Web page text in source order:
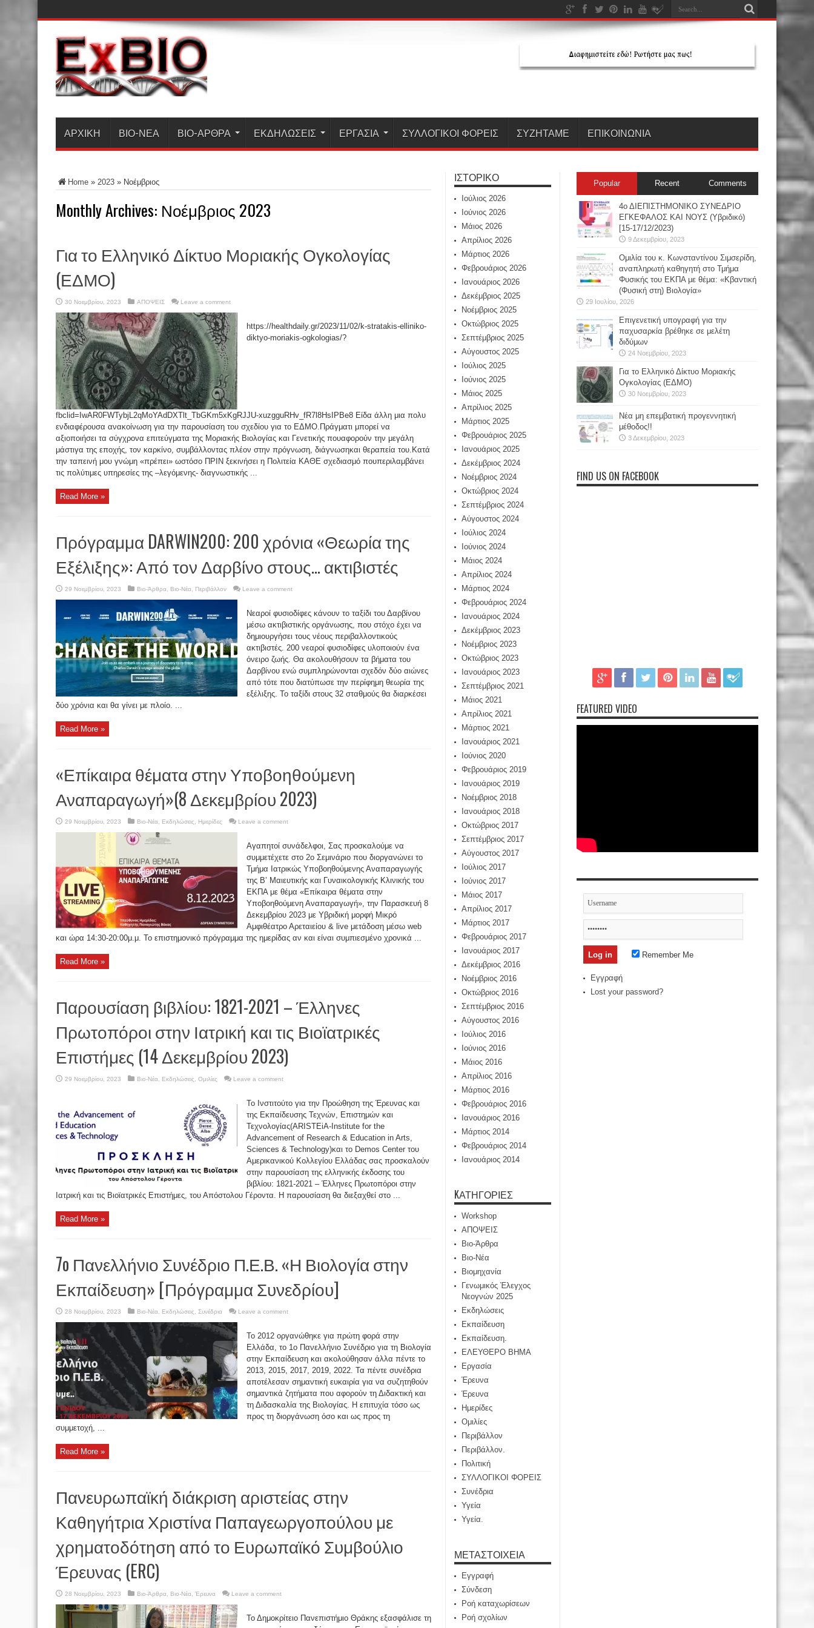
ΑΡΧΙΚΗ ΒΙΟ-ΝΈΑ ΒΙΟ-ΆΡΘΡΑ ΕΚΔΗΛΏΣΕΙΣ ΕΡΓΑΣΊΑ ΣΥΛΛΟΓΙΚΟΙ ΦΟΡΕΙΣ ΣΥΖΗΤΑΜΕ ΕΠΙΚΟΙΝΩΝΙΑ
Home » 2023 » Νοέμβριος
Monthly Archives: Νοέμβριος 2023
Για το Ελληνικό Δίκτυο Μοριακής Ογκολογίας
(ΕΔΜΟ)
30 Νοεμβρίου, 2023 ΑΠΟΨΕΙΣ Leave a comment
https://healthdaily.gr/2023/11/02/k-stratakis-elliniko-
diktyo-moriakis-ogkologias/?
fbclid=IwAR0FWTybjL2qMoYAdDXTlt_TbGKm5xKgRJJU-xuzgguRHv_fR7l8HsIPBe8 Είδα άλλη μια πολυ
ενδιαφέρουσα ανακοίνωση για την παρουσίαση του σχεδίου για το ΕΔΜΟ.Πράγματι μπορεί να
αξιοποιήσει τα σύγχρονα επιτεύγματα της Μοριακής Βιολογίας και Γενετικής πουαφορούν την μεγάλη
μάστιγα της εποχής, τον καρκίνο, συμβάλλοντας πλέον στην πρόγνωση, διάγνωσηκαι θεραπεία του.Κατά
την ταπεινή μου γνώμη «πρέπει» ωστόσο ΠΡΙΝ ξεκινήσει η Πολιτεία ΚΑΘΕ σχεδιασμό πουπεριλαμβάνει
τις πολύτιμες υπηρεσίες της –λεγόμενης- διαγνωστικής ...
Read More »
Πρόγραμμα DARWIN200: 200 χρόνια «Θεωρία της
Εξέλιξης»: Από τον Δαρβίνο στους… ακτιβιστές
29 Νοεμβρίου, 2023 Βιο-Άρθρα Βιο-Νέα Περιβάλλον Leave a comment
Νεαροί φυσιοδίφες κάνουν το ταξίδι του Δαρβίνου
μέσω ακτιβιστικής οργάνωσης, που στόχο έχει να
δημιουργήσει τους νέους περιβαλλοντικούς
ακτιβιστές. 200 νεαροί φυσιοδίφες υλοποιούν ένα
όνειρο ζωής. Θα ακολουθήσουν τα βήματα του
Δαρβίνου ενώ συμπληρώνονται σχεδόν δύο αιώνες
από τότε που διατύπωσε την περίφημη θεωρία της
εξέλιξης. Το ταξίδι στους 32 σταθμούς θα διαρκέσει
δύο χρόνια και θα γίνει με πλοίο. ...
Read More »
«Επίκαιρα θέματα στην Υποβοηθούμενη
Αναπαραγωγή»(8 Δεκεμβρίου 2023)
29 Νοεμβρίου, 2023 Βιο-Νέα Εκδηλώσεις Ημερίδες Leave a comment
Αγαπητοί συνάδελφοι, Σας προσκαλούμε να
συμμετέχετε στο 2ο Σεμινάριο που διοργανώνει το
Τμήμα Ιατρικώς Υποβοηθούμενης Αναπαραγωγής
της Β’ Μαιευτικής και Γυναικολογικής Κλινικής του
ΕΚΠΑ με θέμα «Επίκαιρα θέματα στην
Υποβοηθούμενη Αναπαραγωγή», την Παρασκευή 8
Δεκεμβρίου 2023 με Υβριδική μορφή Μικρό
Αμφιθέατρο Αρεταιείου & live μετάδοση μέσω web
και ώρα 14:30-20:00μ.μ. Το επιστημονικό πρόγραμμα της ημερίδας αν και είναι συμπιεσμένο χρονικά ...
Read More »
Παρουσίαση βιβλίου: 1821-2021 – Έλληνες
Πρωτοπόροι στην Ιατρική και τις Βιοϊατρικές
Επιστήμες (14 Δεκεμβρίου 2023)
29 Νοεμβρίου, 2023 Βιο-Νέα Εκδηλώσεις Ομιλίες Leave a comment
Το Ινστιτούτο για την Προώθηση της Έρευνας και
της Εκπαίδευσης Τεχνών, Επιστημών και
Τεχνολογίας(ARISTEiA-Institute for the
Advancement of Research & Education in Arts,
Sciences & Technology)και το Demos Center του
Αμερικανικού Κολλεγίου Ελλάδας σας προσκαλούν
στην παρουσίαση της ελληνικής έκδοσης του
βιβλίου: 1821-2021 – Έλληνες Πρωτοπόροι στην
Ιατρική και τις Βιοϊατρικές Επιστήμες, του Απόστολου Γέροντα. Η παρουσίαση θα διεξαχθεί στο ...
Read More »
7o Πανελλήνιο Συνέδριο Π.Ε.Β. «Η Βιολογία στην
Εκπαίδευση» [Πρόγραμμα Συνεδρίου]
28 Νοεμβρίου, 2023 Βιο-Νέα Εκδηλώσεις Συνέδρια Leave a comment
Το 2012 οργανώθηκε για πρώτη φορά στην
Ελλάδα, το 1ο Πανελλήνιο Συνέδριο για τη Βιολογία
στην Εκπαίδευση και ακολούθησαν άλλα πέντε το
2013, 2015, 2017, 2019, 2022. Τα πέντε συνέδρια
αποτέλεσαν σημαντική ευκαιρία για να συζητηθούν
σημαντικά ζητήματα που αφορούν τη Διδακτική και
τη Διδασκαλία της Βιολογίας. Η επιτυχία τόσο ως
προς τη διοργάνωση όσο και ως προς τη
συμμετοχή, ...
Read More »
Πανευρωπαϊκή διάκριση αριστείας στην
Καθηγήτρια Χριστίνα Παπαγεωργοπούλου με
χρηματοδότηση από το Ευρωπαϊκό Συμβούλιο
Έρευνας (ERC)
28 Νοεμβρίου, 2023 Βιο-Άρθρα Βιο-Νέα Έρευνα Leave a comment
Το Δημοκρίτειο Πανεπιστήμιο Θράκης εξασφάλισε τη
ΙΣΤΟΡΙΚΌ
Ιούλιος 2026
Ιούνιος 2026
Μάιος 2026
Απρίλιος 2026
Μάρτιος 2026
Φεβρουάριος 2026
Ιανουάριος 2026
Δεκέμβριος 2025
Νοέμβριος 2025
Οκτώβριος 2025
Σεπτέμβριος 2025
Αύγουστος 2025
Ιούλιος 2025
Ιούνιος 2025
Μάιος 2025
Απρίλιος 2025
Μάρτιος 2025
Φεβρουάριος 2025
Ιανουάριος 2025
Δεκέμβριος 2024
Νοέμβριος 2024
Οκτώβριος 2024
Σεπτέμβριος 2024
Αύγουστος 2024
Ιούλιος 2024
Ιούνιος 2024
Μάιος 2024
Απρίλιος 2024
Μάρτιος 2024
Φεβρουάριος 2024
Ιανουάριος 2024
Δεκέμβριος 2023
Νοέμβριος 2023
Οκτώβριος 2023
Ιανουάριος 2023
Σεπτέμβριος 2021
Μάιος 2021
Απρίλιος 2021
Μάρτιος 2021
Ιανουάριος 2021
Ιούνιος 2020
Φεβρουάριος 2019
Ιανουάριος 2019
Νοέμβριος 2018
Ιανουάριος 2018
Οκτώβριος 2017
Σεπτέμβριος 2017
Αύγουστος 2017
Ιούλιος 2017
Ιούνιος 2017
Μάιος 2017
Απρίλιος 2017
Μάρτιος 2017
Φεβρουάριος 2017
Ιανουάριος 2017
Δεκέμβριος 2016
Νοέμβριος 2016
Οκτώβριος 2016
Σεπτέμβριος 2016
Αύγουστος 2016
Ιούλιος 2016
Ιούνιος 2016
Μάιος 2016
Απρίλιος 2016
Μάρτιος 2016
Φεβρουάριος 2016
Ιανουάριος 2016
Μάρτιος 2014
Φεβρουάριος 2014
Ιανουάριος 2014
KΑΤΗΓΟΡΊΕΣ
Workshop
ΑΠΟΨΕΙΣ
Βιο-Άρθρα
Βιο-Νέα
Βιομηχανία
Γενωμικός Έλεγχος
Νεογνών 2025
Εκδηλώσεις
Εκπαίδευση
Εκπαίδευση.
ΕΛΕΥΘΕΡΟ ΒΗΜΑ
Εργασία
Έρευνα
Έρευνα
Ημερίδες
Ομιλίες
Περιβάλλον
Περιβάλλον.
Πολιτική
ΣΥΛΛΟΓΙΚΟΙ ΦΟΡΕΙΣ
Συνέδρια
Υγεία
Υγεία.
ΜΕΤΑΣΤΟΙΧΕΊΑ
Εγγραφή
Σύνδεση
Ροή καταχωρίσεων
Ροή σχολίων
Popular Recent Comments
4ο ΔΙΕΠΙΣΤΗΜΟΝΙΚΟ ΣΥΝΕΔΡΙΟ
ΕΓΚΕΦΑΛΟΣ ΚΑΙ ΝΟΥΣ (Υβριδικό)
[15-17/12/2023)
9 Δεκεμβρίου, 2023
Oμιλία του κ. Κωνσταντίνου Σιμσερίδη,
αναπληρωτή καθηγητή στο Τμήμα
Φυσικής του ΕΚΠΑ με θέμα: «Κβαντική
(Φυσική στη) Βιολογία»
29 Ιουλίου, 2026
Επιγενετική υπογραφή για την
παχυσαρκία βρέθηκε σε μελέτη
διδύμων
24 Νοεμβρίου, 2023
Για το Ελληνικό Δίκτυο Μοριακής
Ογκολογίας (ΕΔΜΟ)
30 Νοεμβρίου, 2023
Νέα μη επεμβατική προγεννητική
μέθοδος!!
3 Δεκεμβρίου, 2023
FIND US ON FACEBOOK
FEATURED VIDEO
Remember Me
Εγγραφή
Lost your password?